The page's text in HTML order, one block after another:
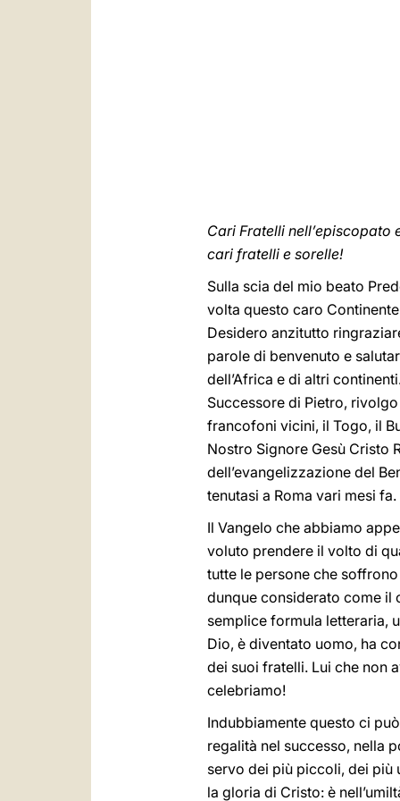
Cari Fratelli nell’episcopato
cari fratelli e sorelle!
Sulla scia del mio beato
volta questo caro
Desidero anzitutto
parole di benvenuto e
dell’Africa e di altri
Successore di Pietro,
francofoni vicini, il Togo, il
Nostro Signore Gesù Cristo
dell’evangelizzazione del
tenutasi a Roma vari mesi fa.
Il Vangelo che abbiamo
voluto prendere il volto di
tutte le persone che
dunque considerato come il
semplice formula letteraria,
Dio, è diventato uomo, ha
dei suoi fratelli. Lui che non
celebriamo!
Indubbiamente questo ci
regalità nel successo, nella
servo dei più piccoli, dei più
la gloria di Cristo: è